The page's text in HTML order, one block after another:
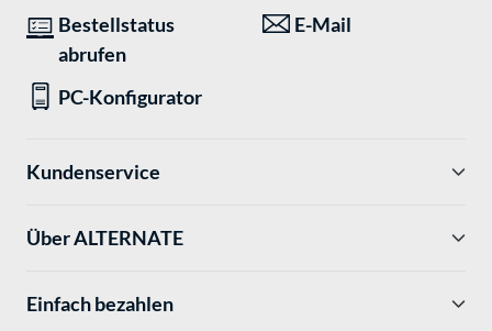
Bestellstatus
abrufen
E-Mail
PC-Konfigurator
Kundenservice
Über ALTERNATE
Einfach bezahlen